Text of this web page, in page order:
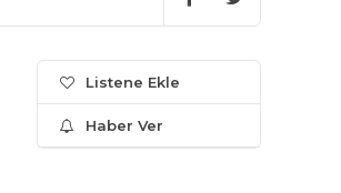
Listene Ekle
Haber Ver